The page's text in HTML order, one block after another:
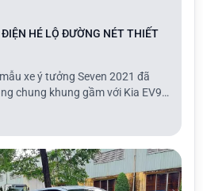
HÉ LỘ ĐƯỜNG NÉT THIẾT
xe ý tưởng Seven 2021 đã
chung khung gầm với Kia EV9
lãm ôtô Los Angeles 2024.
Hyundai vừa hé lộ hình ảnh
là phiên